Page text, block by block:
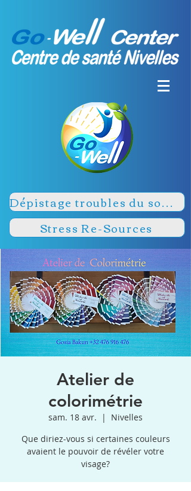
Dépistage troubles du sommeil
Stress Re-Sources
Atelier de
colorimétrie
sam. 18 avr.
  |
Nivelles
Que diriez-vous si certaines couleurs
avaient le pouvoir de révéler votre
visage?